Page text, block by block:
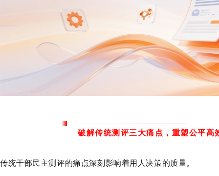
破解传统测评三大痛点，重塑公平高
传统干部民主测评的痛点深刻影响着用人决策的质量。